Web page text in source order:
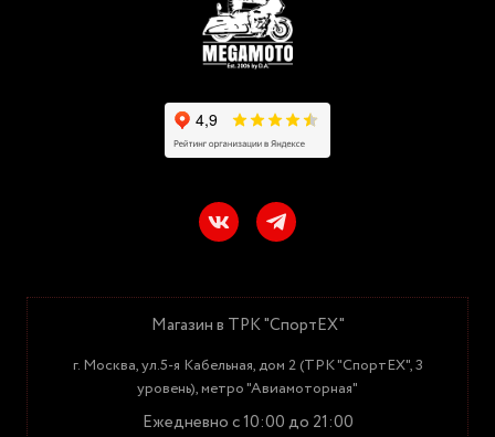
Магазин в ТРК "СпортЕХ"
г. Москва, ул.5-я Кабельная, дом 2 (ТРК "СпортЕХ", 3
уровень), метро "Авиамоторная"
Ежедневно с 10:00 до 21:00